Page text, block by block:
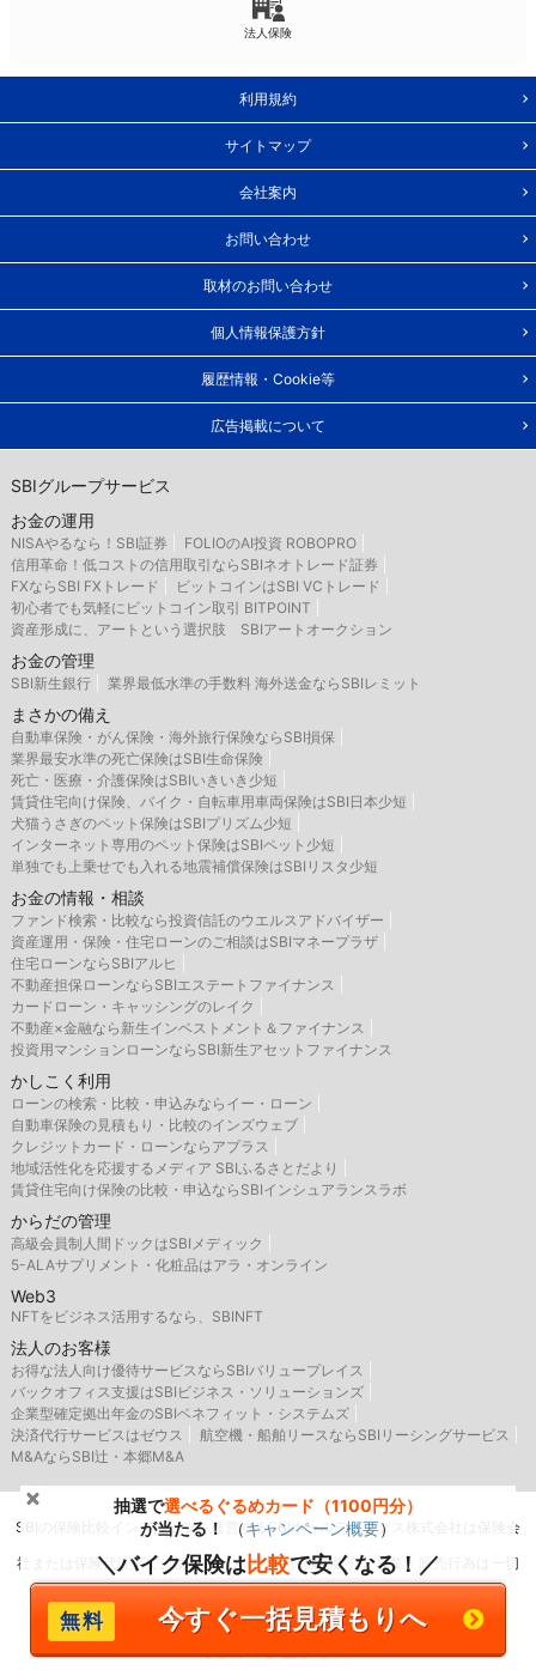
法人保険
利用規約
サイトマップ
会社案内
お問い合わせ
取材のお問い合わせ
個人情報保護方針
履歴情報・Cookie等
広告掲載について
SBIグループサービス
お金の運用
NISAやるなら！SBI証券
FOLIOのAI投資 ROBOPRO
信用革命！低コストの信用取引ならSBIネオトレード証券
FXならSBI FXトレード
ビットコインはSBI VCトレード
初心者でも気軽にビットコイン取引 BITPOINT
資産形成に、アートという選択肢 SBIアートオークション
お金の管理
SBI新生銀行 業界最低水準の手数料 海外送金ならSBIレミット
まさかの備え
自動車保険・がん保険・海外旅行保険ならSBI損保
業界最安水準の死亡保険はSBI生命保険
死亡・医療・介護保険はSBIいきいき少短
賃貸住宅向け保険、バイク・自転車用車両保険はSBI日本少短
犬猫うさぎのペット保険はSBIプリズム少短
インターネット専用のペット保険はSBIペット少短
単独でも上乗せでも入れる地震補償保険はSBIリスタ少短
お金の情報・相談
ファンド検索・比較なら投資信託のウエルスアドバイザー
資産運用・保険・住宅ローンのご相談はSBIマネープラザ
住宅ローンならSBIアルヒ
不動産担保ローンならSBIエステートファイナンス
カードローン・キャッシングのレイク
不動産×金融なら新生インベストメント＆ファイナンス
投資用マンションローンならSBI新生アセットファイナンス
かしこく利用
ローンの検索・比較・申込みならイー・ローン
自動車保険の見積もり・比較のインズウェブ
クレジットカード・ローンならアプラス
地域活性化を応援するメディア SBIふるさとだより
賃貸住宅向け保険の比較・申込ならSBIインシュアランスラボ
からだの管理
高級会員制人間ドックはSBIメディック
5-ALAサプリメント・化粧品はアラ・オンライン
Web3
NFTをビジネス活用するなら、SBINFT
法人のお客様
お得な法人向け優待サービスならSBIバリュープレイス
バックオフィス支援はSBIビジネス・ソリューションズ
企業型確定拠出年金のSBIベネフィット・システムズ
決済代行サービスはゼウス
航空機・船舶リースならSBIリーシングサービス
M&AならSBI辻・本郷M&A
SBIの保険比較インズウェブを運営するSBIホールディングス株式会社は保険会
社または保険代理店ではありませんので、保険の媒介・募集・販売行為は一切
抽選で選べるぐるめカード（1100円分）
が当たる！
（キャンペーン概要）
＼バイク保険は比較で安くなる！／
今すぐ一括見積もりへ